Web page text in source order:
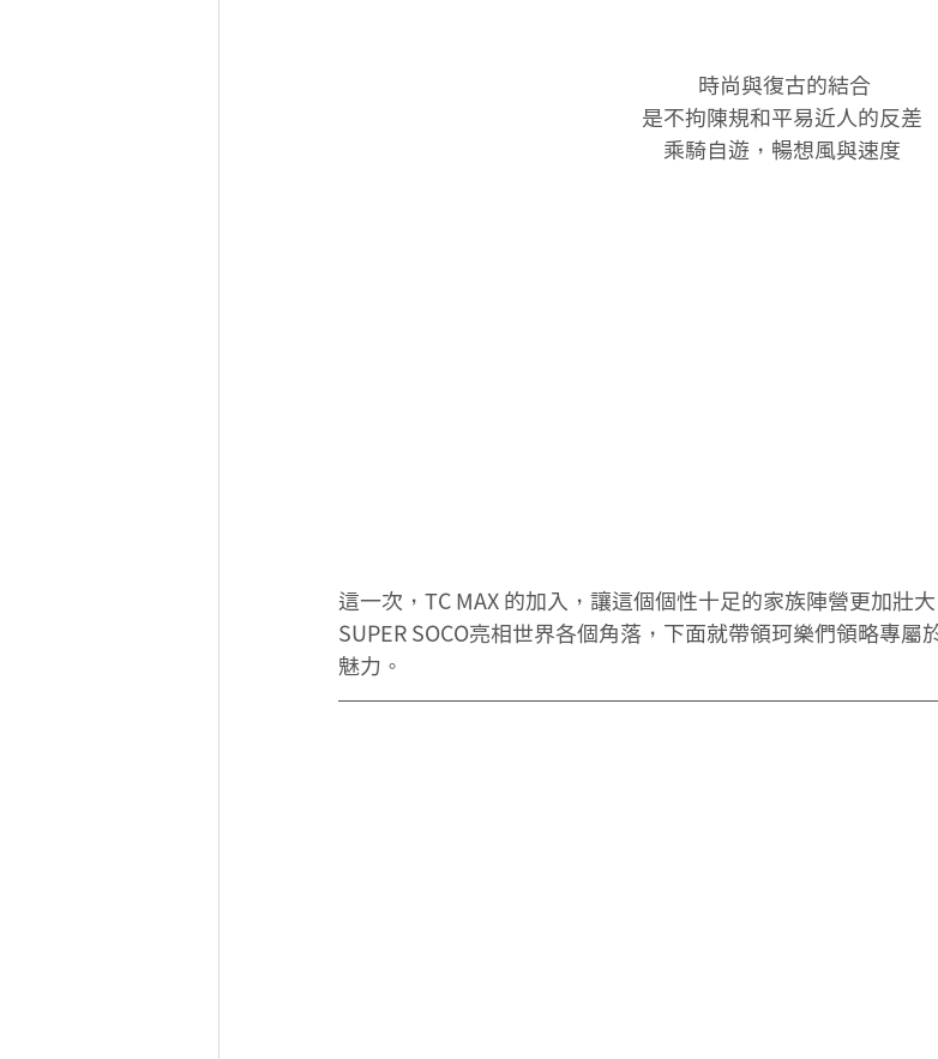
時尚與復古的結合
是不拘陳規和平易近人的反差
乘騎自遊，暢想風與速度
這一次，TC MAX 的加入，讓這個個性十足的家族陣營更加壯
SUPER SOCO亮相世界各個角落，下面就帶領珂樂們領略專屬
魅力。